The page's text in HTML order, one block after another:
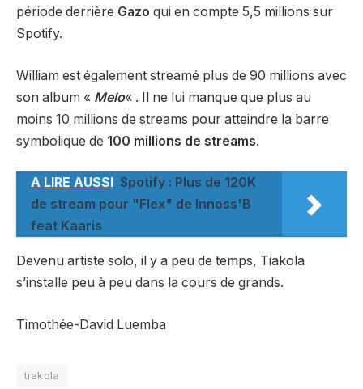
période derrière Gazo qui en compte 5,5 millions sur
Spotify.
William est également streamé plus de 90 millions avec
son album « Melo« . Il ne lui manque que plus au
moins 10 millions de streams pour atteindre la barre
symbolique de 100 millions de streams.
A LIRE AUSSI Spotify : Plus de 120K
de stream pour "Flex" de Innoss'B
feat Kaaris
Devenu artiste solo, il y a peu de temps, Tiakola
s’installe peu à peu dans la cours de grands.
Timothée-David Luemba
tiakola